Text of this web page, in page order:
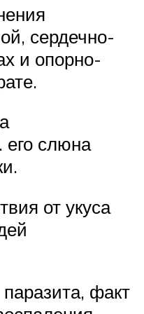
сердечно-
и опорно-
его слюна
от укуса
факт